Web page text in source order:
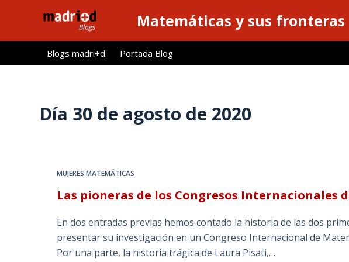
l
Matemáticas y sus fronteras
Blogs madri+d Portada Blog
Día 30 de agosto de 2020
MUJERES MATEMÁTICAS
Las pioneras de los Congresos Internacionales
En dos entradas previas hemos contado la historia de las dos
presentar su investigación en un Congreso Internacional de
Por una parte, la historia trágica de Laura Pisati,…